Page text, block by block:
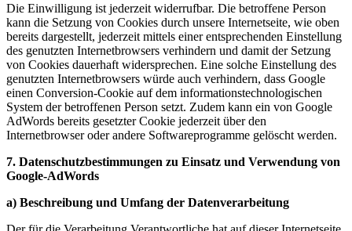
Die Einwilligung ist jederzeit widerrufbar. Die betroffene Person
kann die Setzung von Cookies durch unsere Internetseite, wie oben
bereits dargestellt, jederzeit mittels einer entsprechenden Einstellung
des genutzten Internetbrowsers verhindern und damit der Setzung
von Cookies dauerhaft widersprechen. Eine solche Einstellung des
genutzten Internetbrowsers würde auch verhindern, dass Google
einen Conversion-Cookie auf dem informationstechnologischen
System der betroffenen Person setzt. Zudem kann ein von Google
AdWords bereits gesetzter Cookie jederzeit über den
Internetbrowser oder andere Softwareprogramme gelöscht werden.
7. Datenschutzbestimmungen zu Einsatz und Verwendung von
Google-AdWords
a) Beschreibung und Umfang der Datenverarbeitung